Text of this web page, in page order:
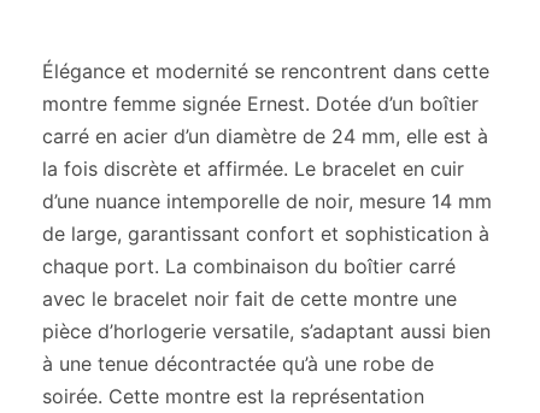
Élégance et modernité se rencontrent dans cette
montre femme signée Ernest. Dotée d’un boîtier
carré en acier d’un diamètre de 24 mm, elle est à
la fois discrète et affirmée. Le bracelet en cuir
d’une nuance intemporelle de noir, mesure 14 mm
de large, garantissant confort et sophistication à
chaque port. La combinaison du boîtier carré
avec le bracelet noir fait de cette montre une
pièce d’horlogerie versatile, s’adaptant aussi bien
à une tenue décontractée qu’à une robe de
soirée. Cette montre est la représentation